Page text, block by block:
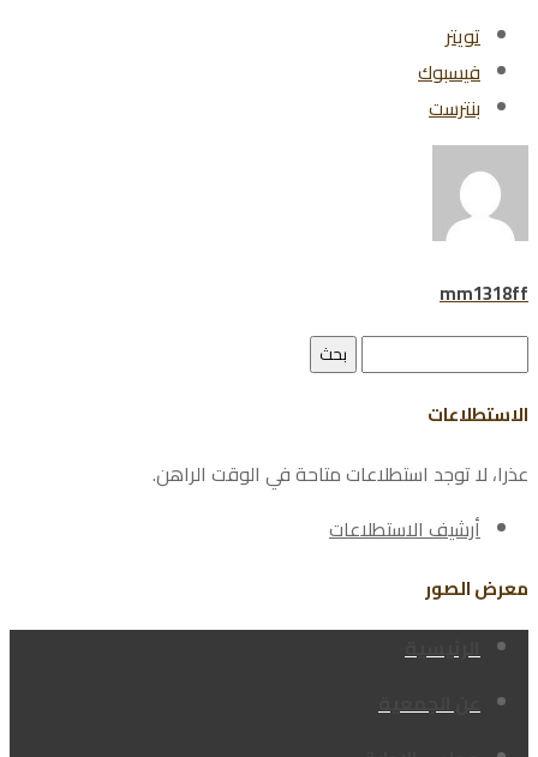
تويتر
فيسبوك
بنترست
mm1318ff
الاستطلاعات
عذرا، لا توجد استطلاعات متاحة في الوقت الراهن.
أرشيف الاستطلاعات
معرض الصور
الرئيسية
عن الجمعية